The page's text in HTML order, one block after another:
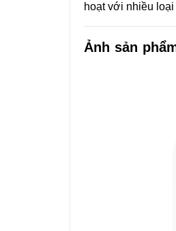
hoạt với nhiều
Ảnh sản